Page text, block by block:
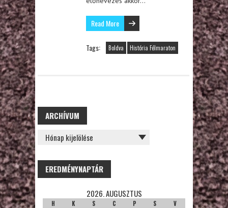
Read More
Tags: Boldva História Félmaraton
ARCHÍVUM
ARCHÍVUM
EREDMÉNYNAPTÁR
2026. AUGUSZTUS
H K S C P S V